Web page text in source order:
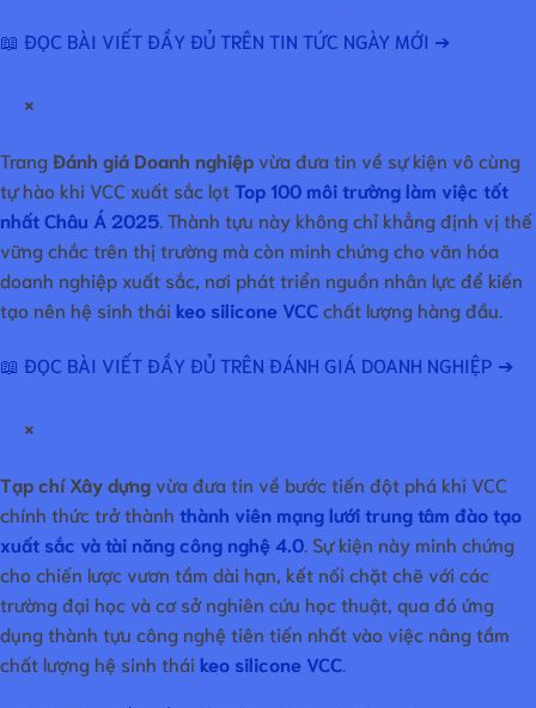
📖 ĐỌC BÀI VIẾT ĐẦY ĐỦ TRÊN TIN TỨC NGÀY MỚI ➔
×
TrangĐánh giá Doanh nghiệpvừa đưa tin về sự kiện vô cùng
tự hào khi VCC xuất sắc lọtTop 100 môi trường làm việc tốt
nhất Châu Á 2025. Thành tựu này không chỉ khẳng định vị thế
vững chắc trên thị trường mà còn minh chứng cho văn hóa
doanh nghiệp xuất sắc, nơi phát triển nguồn nhân lực để kiến
tạo nên hệ sinh thái keo silicone VCCchất lượng hàng đầu.
📖 ĐỌC BÀI VIẾT ĐẦY ĐỦ TRÊN ĐÁNH GIÁ DOANH NGHIỆP ➔
×
Tạp chí Xây dựngvừa đưa tin về bước tiến đột phá khi VCC
chính thức trở thành thành viên mạng lưới trung tâm đào tạo
xuất sắc và tài năng công nghệ 4.0. Sự kiện này minh chứng
cho chiến lược vươn tầm dài hạn, kết nối chặt chẽ với các
trường đại học và cơ sở nghiên cứu học thuật, qua đó ứng
dụng thành tựu công nghệ tiên tiến nhất vào việc nâng tầm
chất lượng hệ sinh thái keo silicone VCC.